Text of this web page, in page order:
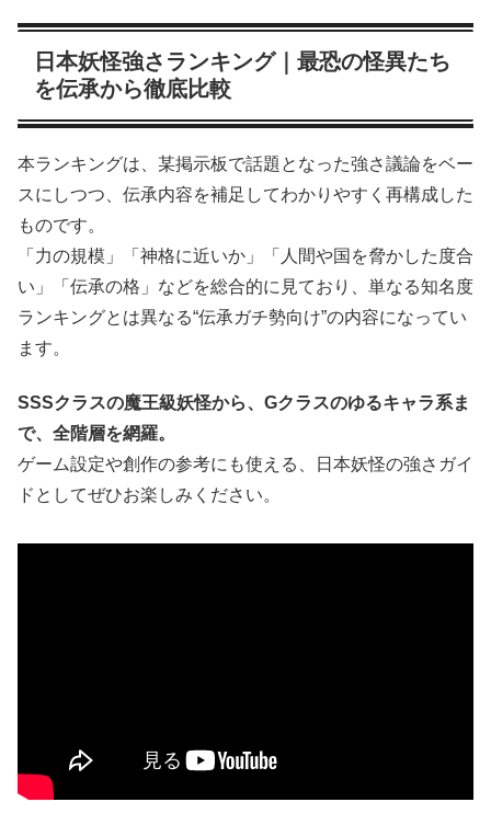
日本妖怪強さランキング｜最恐の怪異たち
を伝承から徹底比較
本ランキングは、某掲示板で話題となった強さ議論をベー
スにしつつ、伝承内容を補足してわかりやすく再構成した
ものです。
「力の規模」「神格に近いか」「人間や国を脅かした度合
い」「伝承の格」などを総合的に見ており、単なる知名度
ランキングとは異なる“伝承ガチ勢向け”の内容になってい
ます。
SSSクラスの魔王級妖怪から、Gクラスのゆるキャラ系ま
で、全階層を網羅。
ゲーム設定や創作の参考にも使える、日本妖怪の強さガイ
ドとしてぜひお楽しみください。